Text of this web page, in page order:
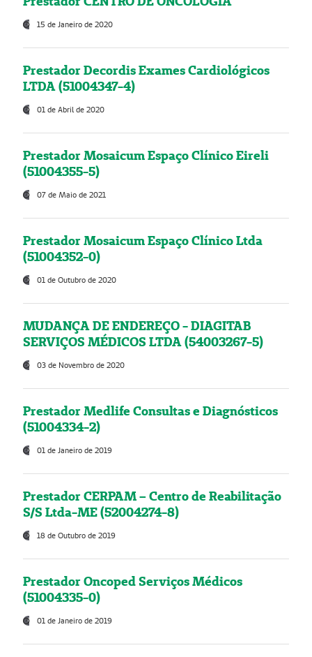
15 de Janeiro de 2020
Prestador Decordis Exames Cardiológicos
LTDA (51004347-4)
01 de Abril de 2020
Prestador Mosaicum Espaço Clínico Eireli
(51004355-5)
07 de Maio de 2021
Prestador Mosaicum Espaço Clínico Ltda
(51004352-0)
01 de Outubro de 2020
MUDANÇA DE ENDEREÇO - DIAGITAB
SERVIÇOS MÉDICOS LTDA (54003267-5)
03 de Novembro de 2020
Prestador Medlife Consultas e Diagnósticos
(51004334-2)
01 de Janeiro de 2019
Prestador CERPAM – Centro de Reabilitação
S/S Ltda-ME (52004274-8)
18 de Outubro de 2019
Prestador Oncoped Serviços Médicos
(51004335-0)
01 de Janeiro de 2019